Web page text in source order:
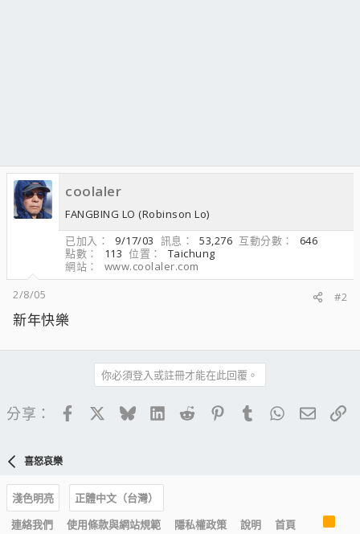
coolaler
FANGBING LO (Robinson Lo)
已加入
9/17/03 訊息 53,276 互動分數
646
點數
113 位置
Taichung
網站
www.coolaler.com
2/8/05
#2
新年快樂
你必須登入或註冊才能在此回覆。
分享： FacebookBlueskyLinkedIn
Reddit PinterestTumblrWhatsApp
電子
喜怒哀樂
淺色明亮
正體中文（台灣）
連絡我們
使用條款與網站規範 隱私權政策 說明 首頁